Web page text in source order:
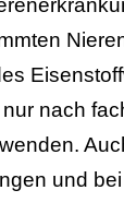
nach
und bei